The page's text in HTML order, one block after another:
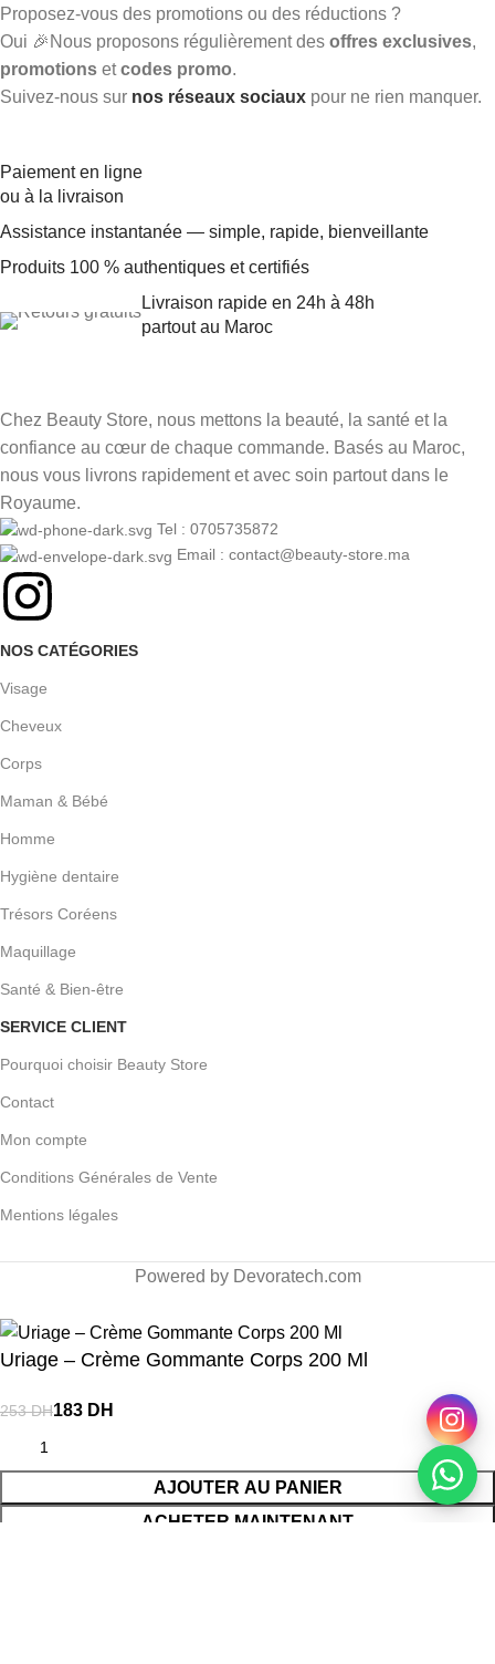
Proposez-vous des promotions ou des réductions ?
Oui 🎉Nous proposons régulièrement des offres exclusives,
promotions etcodes promo.
Suivez-nous sur nos réseaux sociaux pour ne rien manquer.
Paiement en ligne
ou à la livraison
Assistance instantanée — simple, rapide, bienveillante
Produits 100 % authentiques et certifiés
Livraison rapide en 24h à 48h
partout au Maroc
Chez Beauty Store, nous mettons la beauté, la santé et la
confiance au cœur de chaque commande. Basés au Maroc,
nous vous livrons rapidement et avec soin partout dans le
Royaume.
Tel : 0705735872
Email : contact@beauty-store.ma
NOS CATÉGORIES
Visage
Cheveux
Corps
Maman & Bébé
Homme
Hygiène dentaire
Trésors Coréens
Maquillage
Santé & Bien-être
SERVICE CLIENT
Pourquoi choisir Beauty Store
Contact
Mon compte
Conditions Générales de Vente
Mentions légales
Powered by Devoratech.com
Uriage – Crème Gommante Corps 200 Ml
DH DH
AJOUTER AU PANIER
ACHETER MAINTENANT